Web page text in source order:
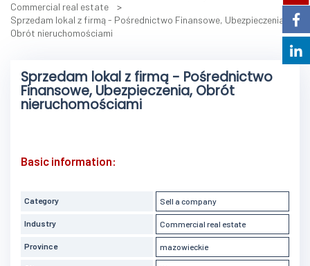
Commercial real estate >
Sprzedam lokal z firmą - Pośrednictwo Finansowe, Ubezpieczenia,
Obrót nieruchomościami
Sprzedam lokal z firmą - Pośrednictwo
Finansowe, Ubezpieczenia, Obrót
nieruchomościami
Basic information:
Category Sell a company
Industry Commercial real estate
Province mazowieckie